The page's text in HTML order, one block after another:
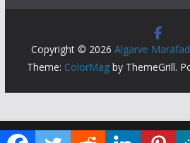
Copyright © 2026Algarve
Theme: ColorMagby ThemeGrill.